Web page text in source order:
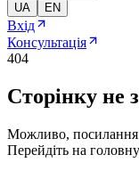
UA
EN
Вхід
Консультація
404
Сторінку не
Можливо, посилання
Перейдіть на